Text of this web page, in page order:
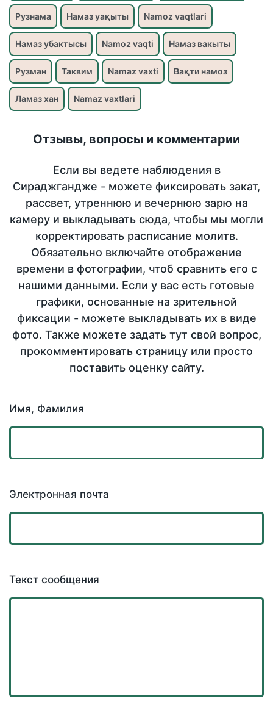
Рузнама Намаз уақыты Namoz vaqtlari
Намаз убактысы Namoz vaqti Намаз вакыты
Рузман Таквим Namaz vaxti Вақти намоз
Ламаз хан Namaz vaxtlari
Отзывы, вопросы и комментарии
Если вы ведете наблюдения в
Сираджгандже - можете фиксировать закат,
рассвет, утреннюю и вечернюю зарю на
камеру и выкладывать сюда, чтобы мы могли
корректировать расписание молитв.
Обязательно включайте отображение
времени в фотографии, чтоб сравнить его с
нашими данными. Если у вас есть готовые
графики, основанные на зрительной
фиксации - можете выкладывать их в виде
фото. Также можете задать тут свой вопрос,
прокомментировать страницу или просто
поставить оценку сайту.
Имя, Фамилия
Электронная почта
Текст сообщения